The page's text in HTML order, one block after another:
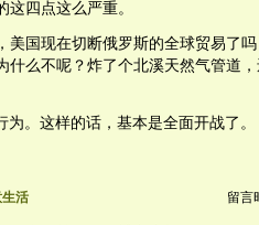
这四点这么严重。
美国现在切断俄罗斯的全球贸易了
什么不呢？炸了个北溪天然气管道
为。这样的话，基本是全面开战了。
生活 留言